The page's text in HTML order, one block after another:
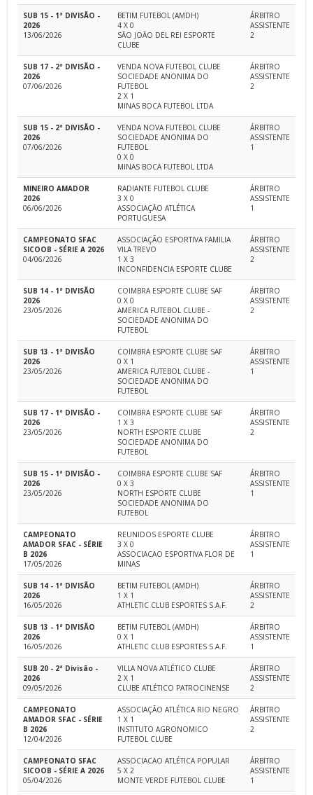
SUB 15 - 1ª DIVISÃO -
2026
13/06/2026
BETIM FUTEBOL (AMDH)
4 X 0
SÃO JOÃO DEL REI ESPORTE
CLUBE
ÁRBITRO
ASSISTENTE
2
SUB 17 - 2ª DIVISÃO -
2026
07/06/2026
VENDA NOVA FUTEBOL CLUBE
SOCIEDADE ANONIMA DO
FUTEBOL
2 X 1
MINAS BOCA FUTEBOL LTDA
ÁRBITRO
ASSISTENTE
2
SUB 15 - 2ª DIVISÃO -
2026
07/06/2026
VENDA NOVA FUTEBOL CLUBE
SOCIEDADE ANONIMA DO
FUTEBOL
0 X 0
MINAS BOCA FUTEBOL LTDA
ÁRBITRO
ASSISTENTE
1
MINEIRO AMADOR
2026
06/06/2026
RADIANTE FUTEBOL CLUBE
3 X 0
ASSOCIAÇÃO ATLÉTICA
PORTUGUESA
ÁRBITRO
ASSISTENTE
1
CAMPEONATO SFAC
SICOOB - SÉRIE A 2026
04/06/2026
ASSOCIAÇÃO ESPORTIVA FAMILIA
VILA TREVO
1 X 3
INCONFIDENCIA ESPORTE CLUBE
ÁRBITRO
ASSISTENTE
2
SUB 14 - 1ª DIVISÃO
2026
23/05/2026
COIMBRA ESPORTE CLUBE SAF
0 X 0
AMERICA FUTEBOL CLUBE -
SOCIEDADE ANONIMA DO
FUTEBOL
ÁRBITRO
ASSISTENTE
2
SUB 13 - 1ª DIVISÃO
2026
23/05/2026
COIMBRA ESPORTE CLUBE SAF
0 X 1
AMERICA FUTEBOL CLUBE -
SOCIEDADE ANONIMA DO
FUTEBOL
ÁRBITRO
ASSISTENTE
1
SUB 17 - 1ª DIVISÃO -
2026
23/05/2026
COIMBRA ESPORTE CLUBE SAF
1 X 3
NORTH ESPORTE CLUBE
SOCIEDADE ANONIMA DO
FUTEBOL
ÁRBITRO
ASSISTENTE
2
SUB 15 - 1ª DIVISÃO -
2026
23/05/2026
COIMBRA ESPORTE CLUBE SAF
0 X 3
NORTH ESPORTE CLUBE
SOCIEDADE ANONIMA DO
FUTEBOL
ÁRBITRO
ASSISTENTE
1
CAMPEONATO
AMADOR SFAC - SÉRIE
B 2026
17/05/2026
REUNIDOS ESPORTE CLUBE
3 X 0
ASSOCIACAO ESPORTIVA FLOR DE
MINAS
ÁRBITRO
ASSISTENTE
1
SUB 14 - 1ª DIVISÃO
2026
16/05/2026
BETIM FUTEBOL (AMDH)
1 X 1
ATHLETIC CLUB ESPORTES S.A.F.
ÁRBITRO
ASSISTENTE
2
SUB 13 - 1ª DIVISÃO
2026
16/05/2026
BETIM FUTEBOL (AMDH)
0 X 1
ATHLETIC CLUB ESPORTES S.A.F.
ÁRBITRO
ASSISTENTE
1
SUB 20 - 2ª Divisão -
2026
09/05/2026
VILLA NOVA ATLÉTICO CLUBE
2 X 1
CLUBE ATLÉTICO PATROCINENSE
ÁRBITRO
ASSISTENTE
2
CAMPEONATO
AMADOR SFAC - SÉRIE
B 2026
12/04/2026
ASSOCIAÇÃO ATLÉTICA RIO NEGRO
1 X 1
INSTITUTO AGRONOMICO
FUTEBOL CLUBE
ÁRBITRO
ASSISTENTE
2
CAMPEONATO SFAC
SICOOB - SÉRIE A 2026
05/04/2026
ASSOCIACAO ATLÉTICA POPULAR
5 X 2
MONTE VERDE FUTEBOL CLUBE
ÁRBITRO
ASSISTENTE
1